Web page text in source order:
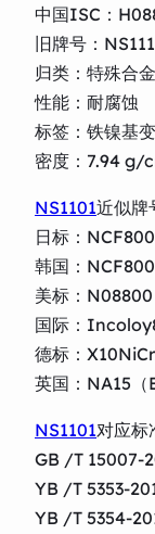
中国ISC：
旧牌号：
归类：特殊合
性能：耐腐蚀
标签：铁镍基
密度：7.94 g/
NS1101近似牌
日标：
韩国：NCF800
美标：N08800
国际：
德标：
英国：NA15（
NS1101对应标
GB /T 15007-
YB /T 5353-
YB /T 5354-